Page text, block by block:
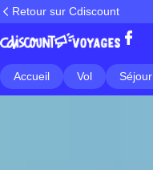
Retour sur Cdiscount
Accueil Vol Séjour